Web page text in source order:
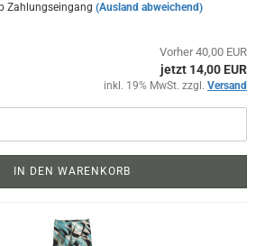
Zahlungseingang (Ausland abweichend)
Vorher 40,00 EUR
jetzt 14,00 EUR
inkl. 19% MwSt. zzgl. Versand
IN DEN WARENKORB